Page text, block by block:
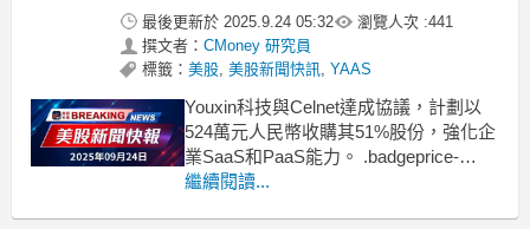
最後更新於 2025.9.24 05:32 瀏覽人次 :441
撰文者： CMoney 研究員
標籤： 美股, 美股新聞快訊, YAAS
Youxin科技與Celnet達成協議，計劃以
524萬元人民幣收購其51%股份，強化企
業SaaS和PaaS能力。 .badgeprice-
container {
gap: 1rem !important;
繼續閱讀...